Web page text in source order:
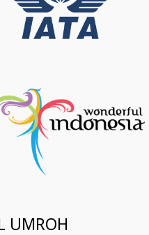
UMROH